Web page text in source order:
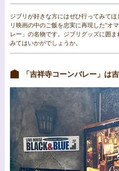
ジブリが好きな方にはぜひ行ってみて
リ映画の中のご飯を忠実に再現した“オ
レー」の名物です。ジブリグッズに囲
みてはいかがでしょうか。
「吉祥寺コーンバレー」は